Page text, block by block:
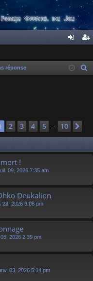
ne cri
réponse
e
1sur 10
2 3 4 5 10
!
09, 2026 7:35 am
Deukalion
28, 2026 9:08 pm
2026 2:39 pm
03, 2026 5:14 pm